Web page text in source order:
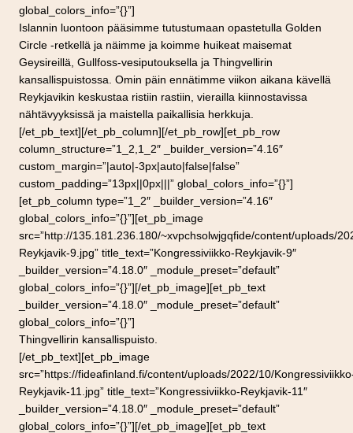
global_colors_info=”{}”]
Islannin luontoon pääsimme tutustumaan opastetulla Golden
Circle -retkellä ja näimme ja koimme huikeat maisemat
Geysireillä, Gullfoss-vesiputouksella ja Thingvellirin
kansallispuistossa. Omin päin ennätimme viikon aikana kävellä
Reykjavikin keskustaa ristiin rastiin, vierailla kiinnostavissa
nähtävyyksissä ja maistella paikallisia herkkuja.
[/et_pb_text][/et_pb_column][/et_pb_row][et_pb_row
column_structure=”1_2,1_2″ _builder_version=”4.16″
custom_margin=”|auto|-3px|auto|false|false”
custom_padding=”13px||0px|||” global_colors_info=”{}”]
[et_pb_column type=”1_2″ _builder_version=”4.16″
global_colors_info=”{}”][et_pb_image
src=”http://135.181.236.180/~xvpchsolwjgqfide/content/uploads/
Reykjavik-9.jpg” title_text=”Kongressiviikko-Reykjavik-9″
_builder_version=”4.18.0″ _module_preset=”default”
global_colors_info=”{}”][/et_pb_image][et_pb_text
_builder_version=”4.18.0″ _module_preset=”default”
global_colors_info=”{}”]
Thingvellirin kansallispuisto.
[/et_pb_text][et_pb_image
src=”https://fideafinland.fi/content/uploads/2022/10/
Reykjavik-11.jpg” title_text=”Kongressiviikko-Reykjavik-11″
_builder_version=”4.18.0″ _module_preset=”default”
global_colors_info=”{}”][/et_pb_image][et_pb_text